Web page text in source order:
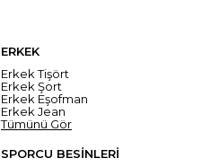
ERKEK
Erkek Tişört
Erkek Şort
Erkek Eşofman
Erkek Jean
Tümünü Gör
SPORCU BESİNLERİ